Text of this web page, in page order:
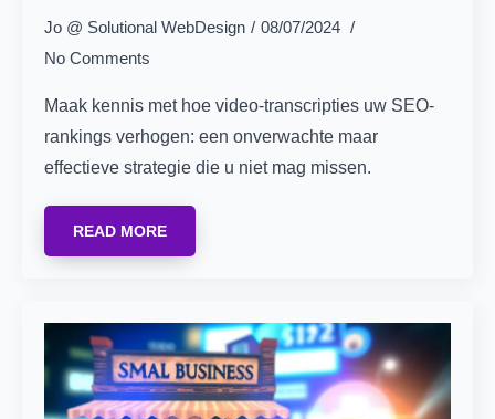
Jo @ Solutional WebDesign
08/07/2024
No Comments
Maak kennis met hoe video-transcripties uw SEO-
rankings verhogen: een onverwachte maar
effectieve strategie die u niet mag missen.
READ MORE